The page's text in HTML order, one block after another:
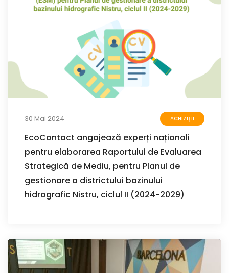
30 Mai 2024 ACHIZIȚII
EcoContact angajează experți naționali
pentru elaborarea Raportului de Evaluarea
Strategică de Mediu, pentru Planul de
gestionare a districtului bazinului
hidrografic Nistru, ciclul II (2024-2029)